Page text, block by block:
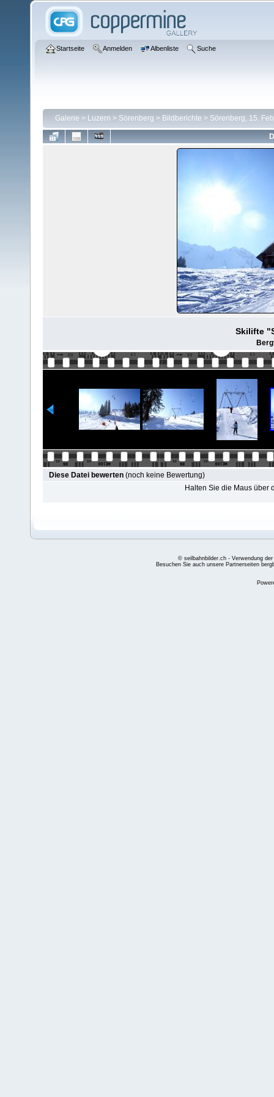
Startseite Anmelden Albenliste Suche
Galerie > Luzern > Sörenberg > Bildberichte > Sörenberg, 15.
Skilifte
Diese Datei bewerten (noch keine Bewertung)
Halten Sie die Maus über
© seilbahnbilder.ch - Verwendung
Besuchen Sie auch unsere Partnerseiten